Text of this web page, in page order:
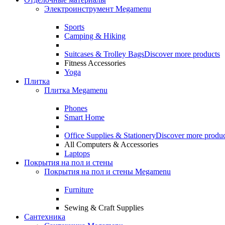
Электроинструмент Megamenu
Sports
Camping & Hiking
Suitcases & Trolley BagsDiscover more products
Fitness Accessories
Yoga
Плитка
Плитка Megamenu
Phones
Smart Home
Office Supplies & StationeryDiscover more
All Computers & Accessories
Laptops
Покрытия на пол и стены
Покрытия на пол и стены Megamenu
Furniture
Sewing & Craft Supplies
Сантехника